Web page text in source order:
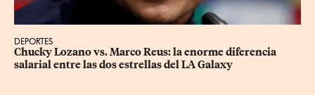
DEPORTES
Chucky Lozano vs. Marco Reus: la enorme diferencia
salarial entre las dos estrellas del LA Galaxy